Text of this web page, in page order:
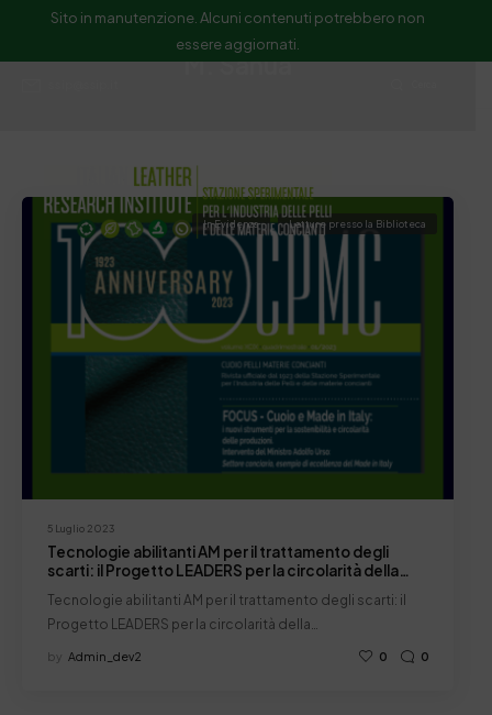
Sito in manutenzione. Alcuni contenuti potrebbero non
essere aggiornati.
M. Sanua
5 Luglio 2023
In Evidenza Letture presso la Biblioteca
Tecnologie abilitanti AM per il trattamento degli
scarti: il Progetto LEADERS per la circolarità della
Tecnologie abilitanti AM per il trattamento degli scarti: il
Progetto LEADERS per la circolarità della…
by Admin_dev2 0 0